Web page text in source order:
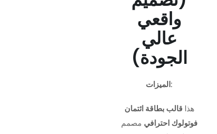
واقعي
عالي
الجودة)
الميزات:
هذا قالب بطاقة ائتمان
فوتولوك احترافي مصمم